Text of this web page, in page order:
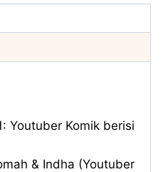
Youtuber Komik berisi
& Indha (Youtuber